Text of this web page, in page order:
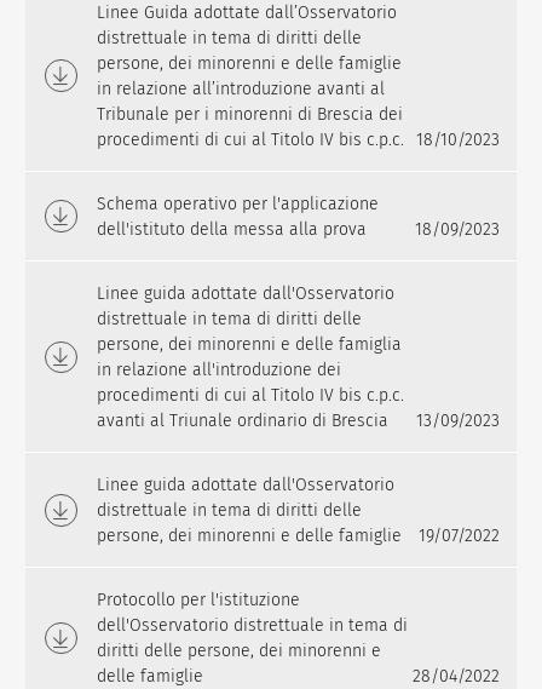
Linee Guida adottate dall’Osservatorio
distrettuale in tema di diritti delle
persone, dei minorenni e delle famiglie
in relazione all’introduzione avanti al
Tribunale per i minorenni di Brescia dei
procedimenti di cui al Titolo IV bis c.p.c.
18/10/2023
Schema operativo per l'applicazione
dell'istituto della messa alla prova
18/09/2023
Linee guida adottate dall'Osservatorio
distrettuale in tema di diritti delle
persone, dei minorenni e delle famiglia
in relazione all'introduzione dei
procedimenti di cui al Titolo IV bis c.p.c.
avanti al Triunale ordinario di Brescia
13/09/2023
Linee guida adottate dall'Osservatorio
distrettuale in tema di diritti delle
persone, dei minorenni e delle famiglie
19/07/2022
Protocollo per l'istituzione
dell'Osservatorio distrettuale in tema di
diritti delle persone, dei minorenni e
delle famiglie
28/04/2022